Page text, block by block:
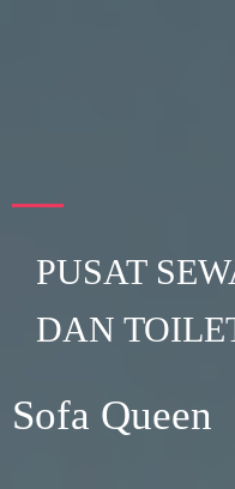
PUSAT
DAN
Sofa Queen